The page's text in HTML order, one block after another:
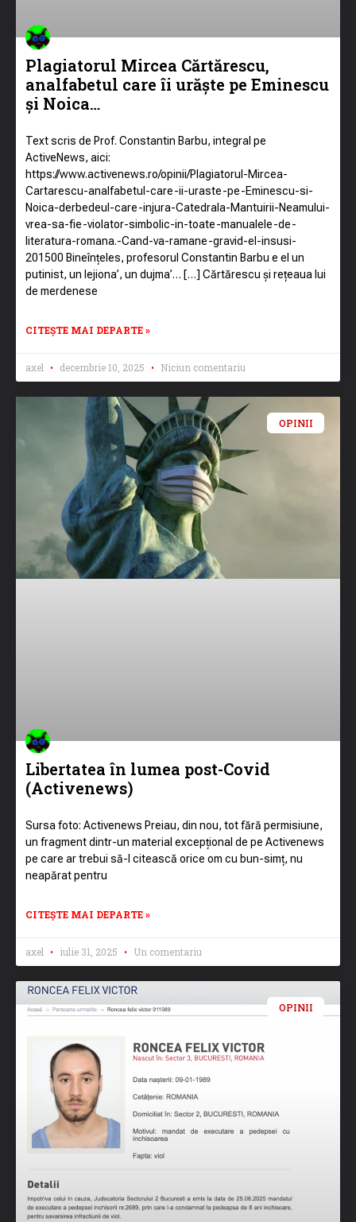
Plagiatorul Mircea Cărtărescu,
analfabetul care îi urăște pe Eminescu
și Noica…
Text scris de Prof. Constantin Barbu, integral pe
ActiveNews, aici:
https://www.activenews.ro/opinii/Plagiatorul-Mircea-
Cartarescu-analfabetul-care-ii-uraste-pe-Eminescu-si-
Noica-derbedeul-care-injura-Catedrala-Mantuirii-Neamului-
vrea-sa-fie-violator-simbolic-in-toate-manualele-de-
literatura-romana.-Cand-va-ramane-gravid-el-insusi-
201500 Bineînțeles, profesorul Constantin Barbu e el un
putinist, un lejiona’, un dujma’… […] Cărtărescu și rețeaua lui
de merdenese
CITEȘTE MAI DEPARTE »
axel decembrie 10, 2025 Niciun comentariu
OPINII
Libertatea în lumea post-Covid
(Activenews)
Sursa foto: Activenews Preiau, din nou, tot fără permisiune,
un fragment dintr-un material excepțional de pe Activenews
pe care ar trebui să-l citească orice om cu bun-simț, nu
neapărat pentru
CITEȘTE MAI DEPARTE »
axel iulie 31, 2025 Un comentariu
OPINII